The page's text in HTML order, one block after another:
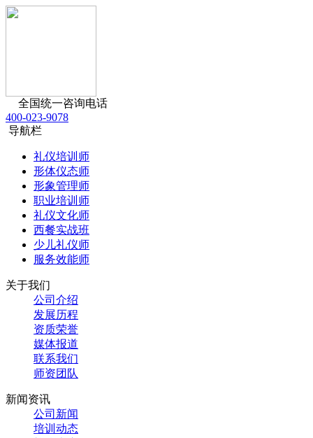
全国统一咨询电话
400-023-9078
导航栏
礼仪培训师
形体仪态师
形象管理师
职业培训师
礼仪文化师
西餐实战班
少儿礼仪师
服务效能师
关于我们
公司介绍
发展历程
资质荣誉
媒体报道
联系我们
师资团队
新闻资讯
公司新闻
培训动态